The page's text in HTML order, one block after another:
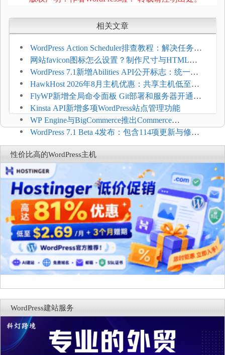
相关文章
WordPress Action Scheduler排查教程：解决任务积
压和订单延迟
网站favicon图标怎么设置？制作尺寸与HTML添
加方法
WordPress 7.1新增Abilities API公开标志：统一支
持REST API、MCP与AI代理
HawkHost 2026年8月主机优惠：共享主机低至
$2.61/月，高性能主机同步折扣
FlyWP新增全局命令面板 Git部署和服务器开通更
方便
Kinsta API新增多项WordPress站点管理功能
WP Engine与BigCommerce推出Commerce
Connect：WordPress商店可保留前台体验并扩展电
商能力
WordPress 7.1 Beta 4发布：包含114项更新与修
复，仅建议在测试环境体验
性价比高的WordPress主机
WordPress建站服务